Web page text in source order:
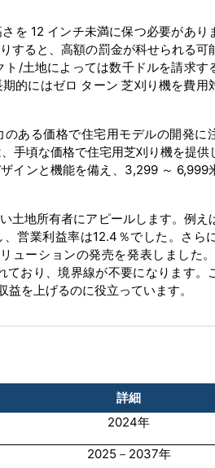
を 12 インチ未満に保つ必要があり
すると、高額の罰金が科せられる可
/土地によっては数千ドルを請求す
的にはゼロ ターン 芝刈り機を費用
ある価格で住宅用モデルの開発に
頃な価格で住宅用芝刈り機を提供
インと機能を備え、3,299 ～ 6,999
土地所有者にアピールします。例え
営業利益率は12.4％でした。さら
ューションの発売を発表しました
おり、境界線が不要になります。
を上げるのに役立っています。
詳細
2024年
2025－2037年